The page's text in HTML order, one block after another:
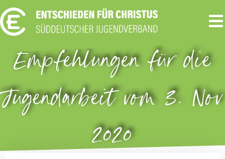
Empfehlungen für die
Jugendarbeit vom 3. Nov
2020